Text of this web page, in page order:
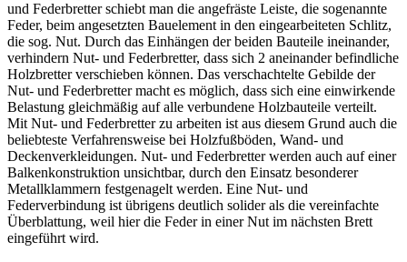
und Federbretter schiebt man die angefräste Leiste, die sogenannte
Feder, beim angesetzten Bauelement in den eingearbeiteten Schlitz,
die sog. Nut. Durch das Einhängen der beiden Bauteile ineinander,
verhindern Nut- und Federbretter, dass sich 2 aneinander befindliche
Holzbretter verschieben können. Das verschachtelte Gebilde der
Nut- und Federbretter macht es möglich, dass sich eine einwirkende
Belastung gleichmäßig auf alle verbundene Holzbauteile verteilt.
Mit Nut- und Federbretter zu arbeiten ist aus diesem Grund auch die
beliebteste Verfahrensweise bei Holzfußböden, Wand- und
Deckenverkleidungen. Nut- und Federbretter werden auch auf einer
Balkenkonstruktion unsichtbar, durch den Einsatz besonderer
Metallklammern festgenagelt werden. Eine Nut- und
Federverbindung ist übrigens deutlich solider als die vereinfachte
Überblattung, weil hier die Feder in einer Nut im nächsten Brett
eingeführt wird.